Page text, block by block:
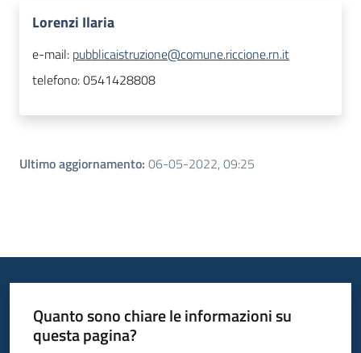
Lorenzi Ilaria
e-mail: pubblicaistruzione@comune.riccione.rn.it
telefono:0541428808
Ultimo aggiornamento: 06-05-2022, 09:25
Quanto sono chiare le informazioni su
questa pagina?